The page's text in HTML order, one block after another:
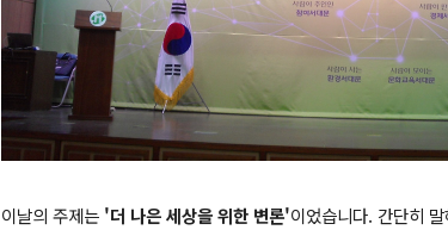
이날의 주제는 '더 나은 세상을 위한 변론'이었습니다. 간단히